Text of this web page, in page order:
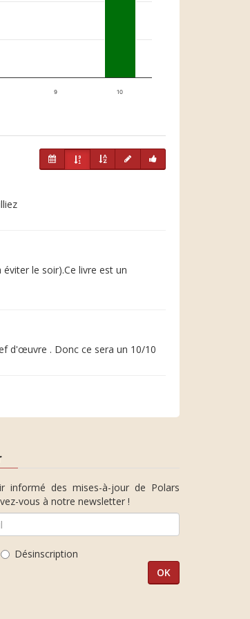
9 10
le soir).Ce livre est un
d'œuvre . Donc ce sera un 10/10
informé des mises-à-jour de Polars
vous à notre newsletter !
Désinscription